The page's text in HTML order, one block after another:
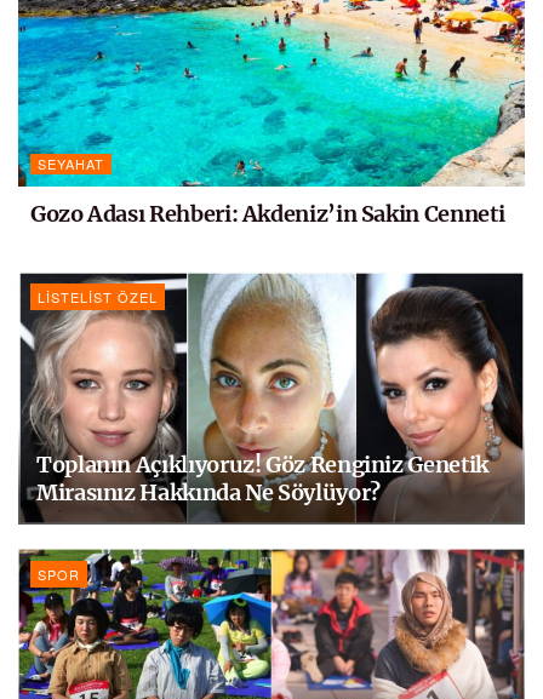
SEYAHAT
Gozo Adası Rehberi: Akdeniz’in Sakin Cenneti
LISTELIST ÖZEL
Toplanın Açıklıyoruz! Göz Renginiz Genetik
Mirasınız Hakkında Ne Söylüyor?
SPOR